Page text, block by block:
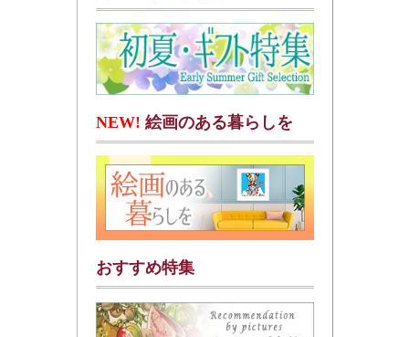
NEW! 絵画のある暮らしを
おすすめ特集